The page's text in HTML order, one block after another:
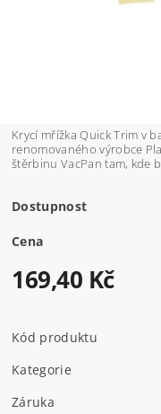
Krycí mřížka Quick Trim v
renomovaného výrobce
štěrbinu VacPan tam, kde
Dostupnost
Cena
169,40 Kč
Kód produktu
Kategorie
Záruka